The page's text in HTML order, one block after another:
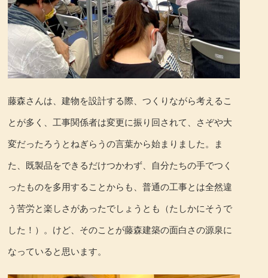
藤森さんは、建物を設計する際、つくりながら考えるこ
とが多く、工事関係者は変更に振り回されて、さぞや大
変だったろうとねぎらうの言葉から始まりました。ま
た、既製品をできるだけつかわず、自分たちの手でつく
ったものを多用することからも、普通の工事とは全然違
う苦労と楽しさがあったでしょうとも（たしかにそうで
した！）。けど、そのことが藤森建築の面白さの源泉に
なっていると思います。